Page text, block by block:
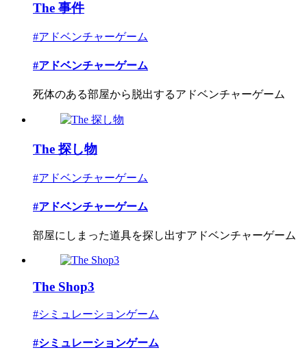
The 事件
#アドベンチャーゲーム
#アドベンチャーゲーム
死体のある部屋から脱出するアドベンチャーゲーム
The 探し物
#アドベンチャーゲーム
#アドベンチャーゲーム
部屋にしまった道具を探し出すアドベンチャーゲーム
The Shop3
#シミュレーションゲーム
#シミュレーションゲーム